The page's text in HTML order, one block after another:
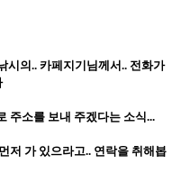
시의.. 카페지기님께서.. 전화가
주소를 보내 주겠다는 소식...
저 가 있으라고.. 연락을 취해봅